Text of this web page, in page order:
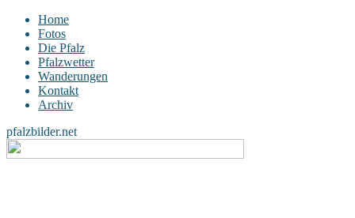
Home
Fotos
Die Pfalz
Pfalzwetter
Wanderungen
Kontakt
Archiv
pfalzbilder.net